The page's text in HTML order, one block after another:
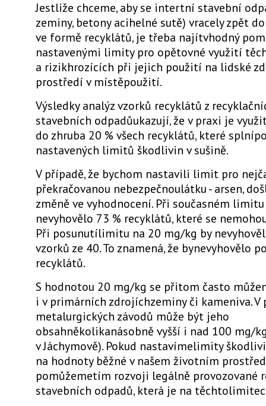
Jestliže chceme, aby se intertní stavební
zeminy, betony acihelné sutě) vracely zpět
ve formě recyklátů, je třeba najítvhodný
nastavenými limity pro opětovné využití
a rizikhrozících při jejich použití na lidské
prostředí v místěpoužití.
Výsledky analýz vzorků recyklátů z
stavebních odpadůukazují, že v praxi je
do zhruba 20 % všech recyklátů, které
nastavených limitů škodlivin v sušině.
V případě, že bychom nastavili limit pro
překračovanou nebezpečnoulátku - arsen,
změně ve vyhodnocení. Při současném
nevyhovělo 73 % recyklátů, které se
Při posunutílimitu na 20 mg/kg by
vzorků ze 40. To znamená, že bynevyhovělo
recyklátů.
S hodnotou 20 mg/kg se přitom často
i v primárních zdrojíchzeminy či kameniva. V
metalurgických závodů může být jeho
obsahněkolikanásobně vyšší i nad 100 mg/
v Jáchymově). Pokud nastavímelimity
na hodnoty běžné v našem životním
pomůžemetím rozvoji legálně provozované
stavebních odpadů, která je na